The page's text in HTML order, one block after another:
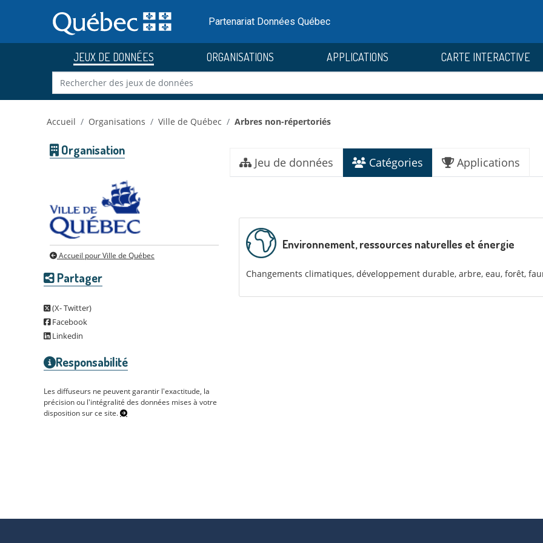
au
contenu
Partenariat Données Québec
JEUX DE DONNÉES ORGANISATIONS APPLICATIONS CARTE INTERACTIVE
Accueil Organisations Ville de Québec Arbres non-répertoriés
Organisation
Accueil pour Ville de Québec
Partager
(X- Twitter)
Facebook
Linkedin
Responsabilité
Les diffuseurs ne peuvent garantir l'exactitude, la
précision ou l'intégralité des données mises à votre
disposition sur ce site.
Jeu de données Catégories Applications
Environnement, ressources naturelles et énergie
Changements climatiques, développement durable, arbre, eau, forêt,